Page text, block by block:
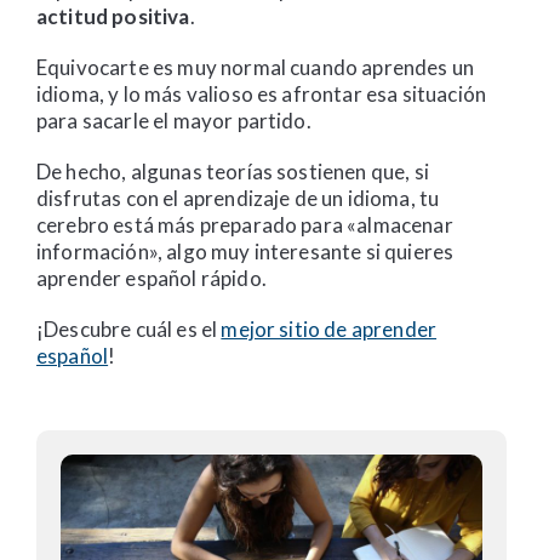
actitud positiva.
Equivocarte es muy normal cuando aprendes un
idioma, y lo más valioso es afrontar esa situación
para sacarle el mayor partido.
De hecho, algunas teorías sostienen que, si
disfrutas con el aprendizaje de un idioma, tu
cerebro está más preparado para «almacenar
información», algo muy interesante si quieres
aprender español rápido.
¡Descubre cuál es el mejor sitio de aprender
español!